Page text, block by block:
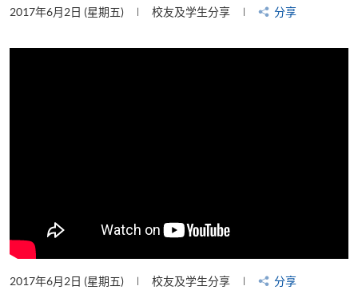
2017年6月2日 (星期五) 校友及学生分享 分享
2017年6月2日 (星期五) 校友及学生分享 分享